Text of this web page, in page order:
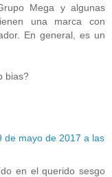
Mega y algunas
una marca con
En general, es un
bias?
de mayo de 2017 a las
en el querido sesgo